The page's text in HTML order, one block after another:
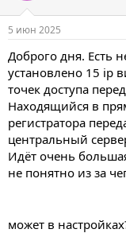
е
м
ы
з
н
и
я
5 июн 2025
Доброго дня. Есть
установлено 15 ip
точек доступа
Находящийся в
регистратора
центральный
Идёт очень
не понятно из за
может в